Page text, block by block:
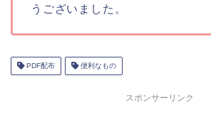
うございました。
PDF配布 便利なもの
スポンサーリンク